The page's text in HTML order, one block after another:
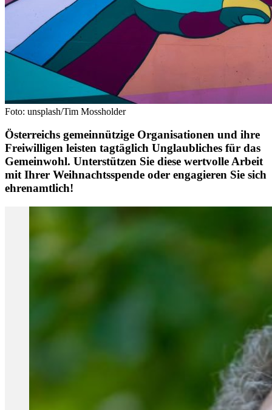
Foto: unsplash/Tim Mossholder
Österreichs gemeinnützige Organisationen und ihre
Freiwilligen leisten tagtäglich Unglaubliches für das
Gemeinwohl. Unterstützen Sie diese wertvolle Arbeit
mit Ihrer Weihnachtsspende oder engagieren Sie sich
ehrenamtlich!